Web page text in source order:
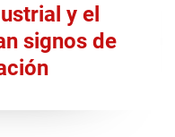
y el
signos de